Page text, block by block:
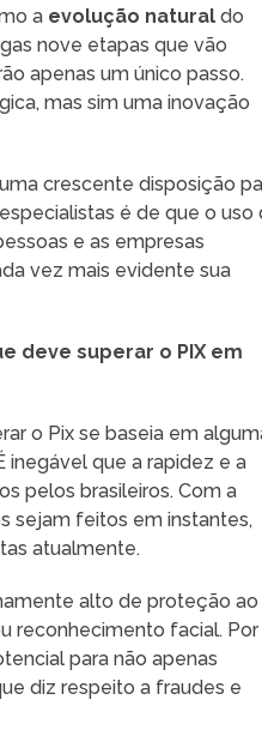
a evolução natural do
nove etapas que vão
apenas um único passo.
mas sim uma inovação
crescente disposição
é de que o uso
e as empresas
vez mais evidente sua
deve superar o PIX em
o Pix se baseia em
inegável que a rapidez e a
pelos brasileiros. Com a
sejam feitos em instantes,
atualmente.
alto de proteção ao
reconhecimento facial. Por
para não apenas
diz respeito a fraudes e